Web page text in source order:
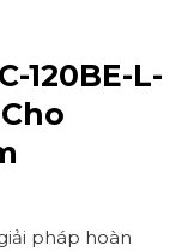
120BE-L-
pháp hoàn